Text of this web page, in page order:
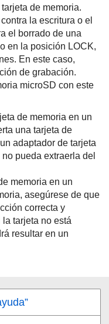
de memoria.
la escritura o el
el borrado de una
en la posición LOCK,
En este caso,
de grabación.
microSD con este
de memoria en un
una tarjeta de
adaptador de tarjeta
pueda extraerla del
memoria en un
asegúrese de que
correcta y
tarjeta no está
resultar en un